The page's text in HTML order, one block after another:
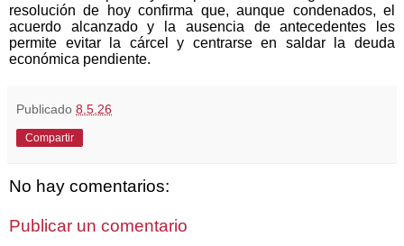
resolución de hoy confirma que, aunque condenados, el
acuerdo alcanzado y la ausencia de antecedentes les
permite evitar la cárcel y centrarse en saldar la deuda
económica pendiente.
Publicado 8.5.26
Compartir
No hay comentarios:
Publicar un comentario